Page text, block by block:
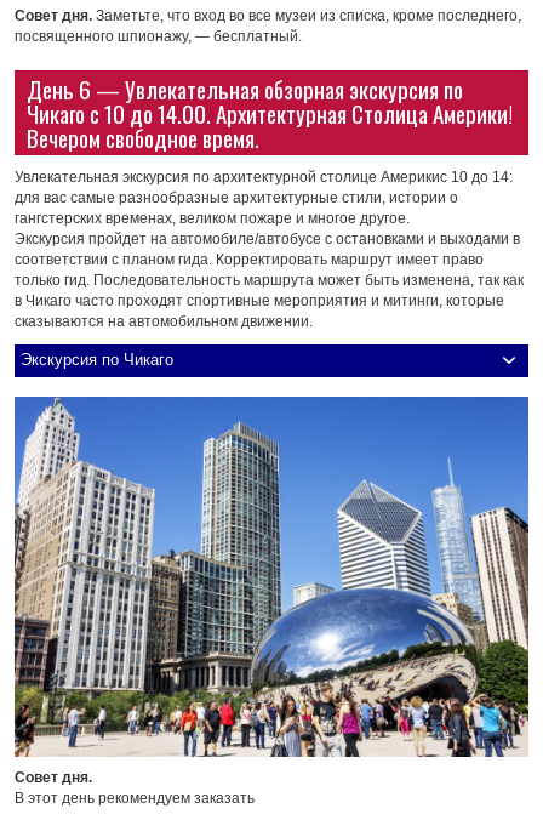
Совет дня. Заметьте, что вход во все музеи из списка, кроме последнего,
посвященного шпионажу, — бесплатный.
День 6 — Увлекательная обзорная экскурсия по
Чикаго с 10 до 14.00. Архитектурная Столица Америки!
Вечером свободное время.
Увлекательная экскурсия по архитектурной столице Америкис 10 до 14:
для вас самые разнообразные архитектурные стили, истории о
гангстерских временах, великом пожаре и многое другое.
Экскурсия пройдет на автомобиле/автобусе с остановками и выходами в
соответствии с планом гида. Корректировать маршрут имеет право
только гид. Последовательность маршрута может быть изменена, так как
в Чикаго часто проходят спортивные мероприятия и митинги, которые
сказываются на автомобильном движении.
Экскурсия по Чикаго
Совет дня.
В этот день рекомендуем заказать